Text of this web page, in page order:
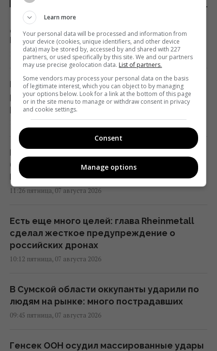
Дебаты по Украине свидетельствуют, что
ЕС не готов принимать новых членов, - FT
11:46 пятница, 07 августа 2026
Более трети поляков недовольны
реакцией властей на инцидент с
российской ракетой, – опрос
11:39 пятница, 07 августа 2026
Российская элита боится ФСБ, которая все
больше выходит из-под контроля, -
Bloomberg
11:26 пятница, 07 августа 2026
Есть еще много целей: глава Rheinmetall
сделал жесткое предупреждение о
российских дронах
10:12 пятница, 07 августа 2026
В Сумской области оккупанты ударили по
людям на рынке: много пострадавших
09:45 пятница, 07 августа 2026
Генсек ООН осудил массированные удары
Learn more
Your personal data will be processed and information from
your device (cookies, unique identifiers, and other device
data) may be stored by, accessed by and shared with 227
partners, or used specifically by this site. We and our partners
may use precise geolocation data. List of partners.
Some vendors may process your personal data on the basis
of legitimate interest, which you can object to by managing
your options below. Look for a link at the bottom of this page
or in the site menu to manage or withdraw consent in privacy
and cookie settings.
Consent
Manage options